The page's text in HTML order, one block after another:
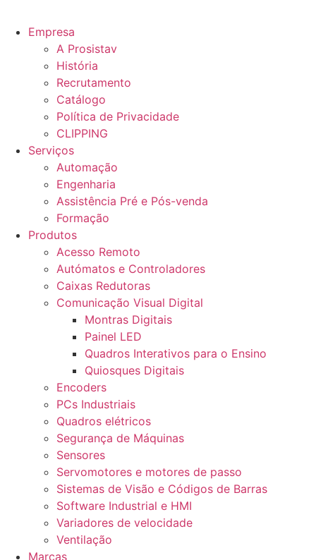
Empresa
A Prosistav
História
Recrutamento
Catálogo
Política de Privacidade
CLIPPING
Serviços
Automação
Engenharia
Assistência Pré e Pós-venda
Formação
Produtos
Acesso Remoto
Autómatos e Controladores
Caixas Redutoras
Comunicação Visual Digital
Montras Digitais
Painel LED
Quadros Interativos para o Ensino
Quiosques Digitais
Encoders
PCs Industriais
Quadros elétricos
Segurança de Máquinas
Sensores
Servomotores e motores de passo
Sistemas de Visão e Códigos de Barras
Software Industrial e HMI
Variadores de velocidade
Ventilação
Marcas